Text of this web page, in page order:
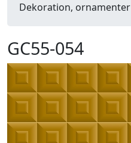
Dekoration, ornamenter
Efterår
Energi, miljø, økologi
Fænomener, begreber
Fastelavn, karneval
Ferie, rejser
Fiskeri
GC55-054